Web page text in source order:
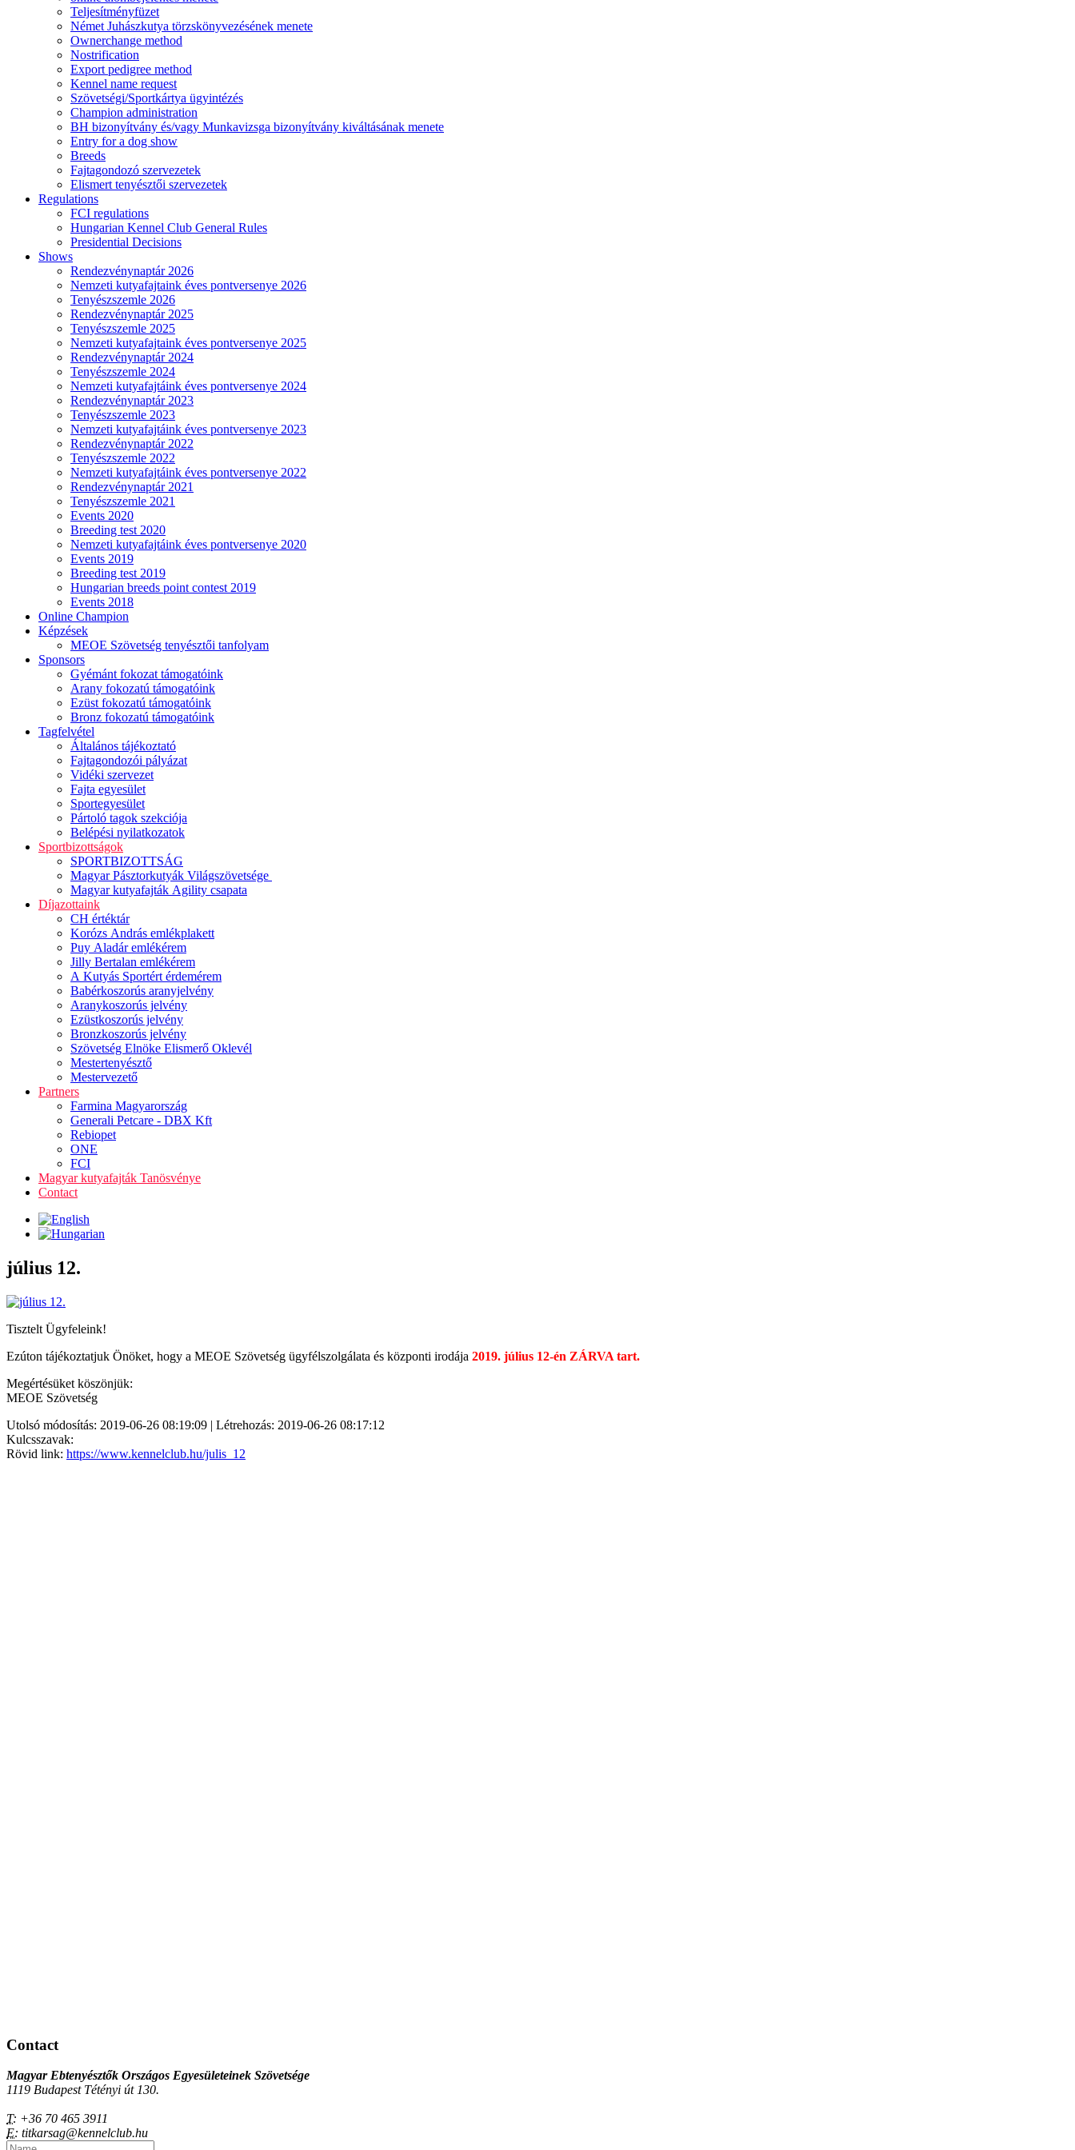
Teljesítményfüzet
Német Juhászkutya törzskönyvezésének menete
Ownerchange method
Nostrification
Export pedigree method
Kennel name request
Szövetségi/Sportkártya ügyintézés
Champion administration
BH bizonyítvány és/vagy Munkavizsga bizonyítvány kiváltásának menete
Entry for a dog show
Breeds
Fajtagondozó szervezetek
Elismert tenyésztői szervezetek
Regulations
FCI regulations
Hungarian Kennel Club General Rules
Presidential Decisions
Shows
Rendezvénynaptár 2026
Nemzeti kutyafajtaink éves pontversenye 2026
Tenyészszemle 2026
Rendezvénynaptár 2025
Tenyészszemle 2025
Nemzeti kutyafajtaink éves pontversenye 2025
Rendezvénynaptár 2024
Tenyészszemle 2024
Nemzeti kutyafajtáink éves pontversenye 2024
Rendezvénynaptár 2023
Tenyészszemle 2023
Nemzeti kutyafajtáink éves pontversenye 2023
Rendezvénynaptár 2022
Tenyészszemle 2022
Nemzeti kutyafajtáink éves pontversenye 2022
Rendezvénynaptár 2021
Tenyészszemle 2021
Events 2020
Breeding test 2020
Nemzeti kutyafajtáink éves pontversenye 2020
Events 2019
Breeding test 2019
Hungarian breeds point contest 2019
Events 2018
Online Champion
Képzések
MEOE Szövetség tenyésztői tanfolyam
Sponsors
Gyémánt fokozat támogatóink
Arany fokozatú támogatóink
Ezüst fokozatú támogatóink
Bronz fokozatú támogatóink
Tagfelvétel
Általános tájékoztató
Fajtagondozói pályázat
Vidéki szervezet
Fajta egyesület
Sportegyesület
Pártoló tagok szekciója
Belépési nyilatkozatok
Sportbizottságok
SPORTBIZOTTSÁG
Magyar Pásztorkutyák Világszövetsége
Magyar kutyafajták Agility csapata
Díjazottaink
CH értéktár
Korózs András emlékplakett
Puy Aladár emlékérem
Jilly Bertalan emlékérem
A Kutyás Sportért érdemérem
Babérkoszorús aranyjelvény
Aranykoszorús jelvény
Ezüstkoszorús jelvény
Bronzkoszorús jelvény
Szövetség Elnöke Elismerő Oklevél
Mestertenyésztő
Mestervezető
Partners
Farmina Magyarország
Generali Petcare - DBX Kft
Rebiopet
ONE
FCI
Magyar kutyafajták Tanösvénye
Contact
július 12.
Tisztelt Ügyfeleink!
Ezúton tájékoztatjuk Önöket, hogy a MEOE Szövetség ügyfélszolgálata és központi irodája 2019. július 12-én ZÁRVA tart.
Megértésüket köszönjük:
MEOE Szövetség
Utolsó módosítás: 2019-06-26 08:19:09 | Létrehozás: 2019-06-26 08:17:12
Kulcsszavak:
Rövid link: https://www.kennelclub.hu/julis_12
Contact
Magyar Ebtenyésztők Országos Egyesületeinek Szövetsége
1119 Budapest Tétényi út 130.
T: +36 70 465 3911
E: titkarsag@kennelclub.hu